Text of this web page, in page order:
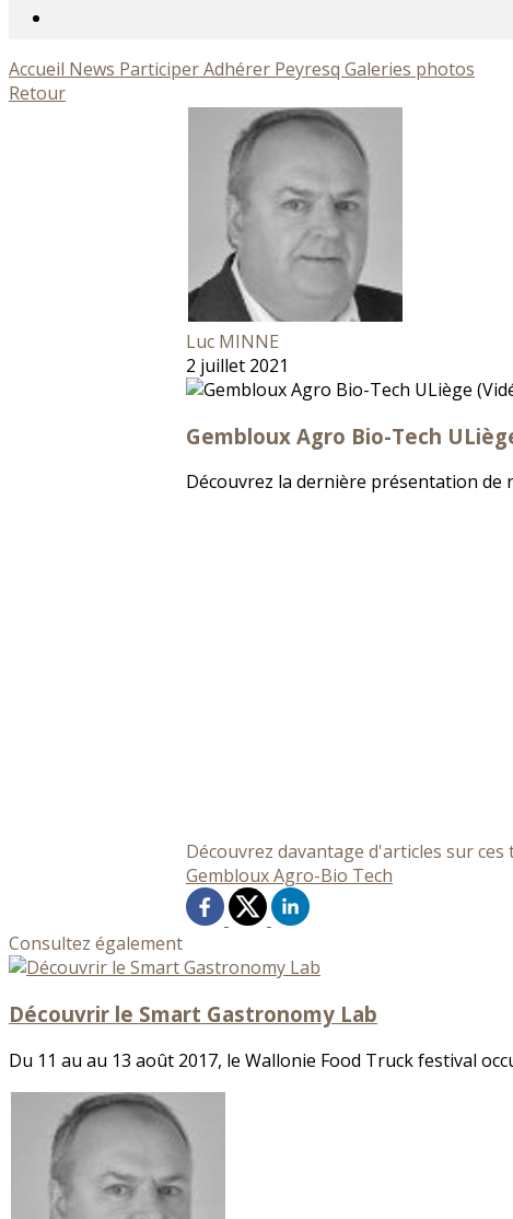
Accueil News ParticiperAdhérer Peyresq Galeries photos
Retour
Luc MINNE
2 juillet 2021
Gembloux Agro Bio-Tech
Découvrez la dernière présentation de
Découvrez davantage d'articles sur ces
Gembloux Agro-Bio Tech
Consultez également
Découvrir le Smart Gastronomy Lab
Du 11 au au 13 août 2017, le Wallonie Food Truck festival